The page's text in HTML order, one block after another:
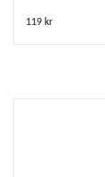
119 kr